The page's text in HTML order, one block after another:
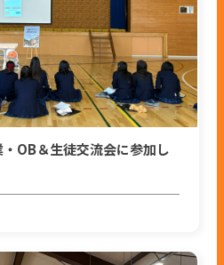
OB＆生徒交流会に参加し